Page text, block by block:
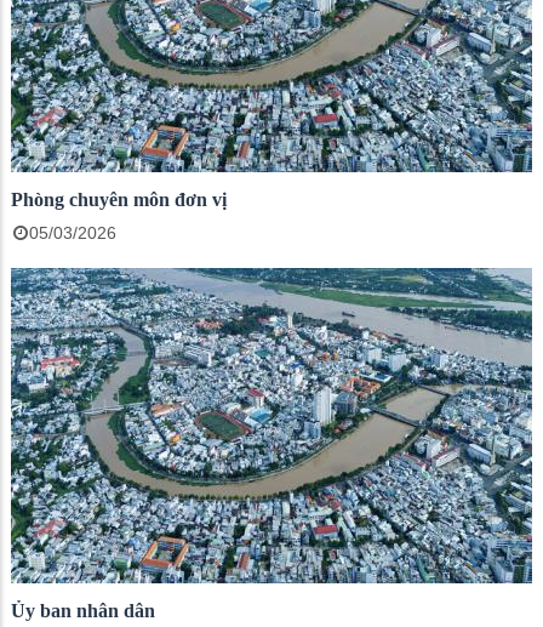
Phòng chuyên môn đơn vị
05/03/2026
Ủy ban nhân dân